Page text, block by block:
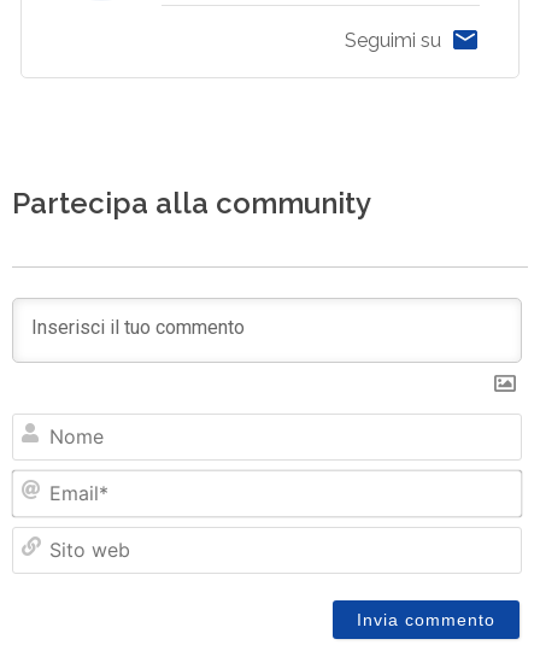
Seguimi su
Partecipa alla community